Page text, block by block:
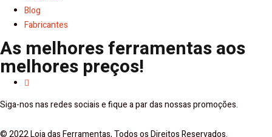
Blog
Fabricantes
As melhores ferramentas aos
melhores preços!
Siga-nos nas redes sociais e fique a par das nossas promoções.
© 2022 Loja das Ferramentas, Todos os Direitos Reservados.